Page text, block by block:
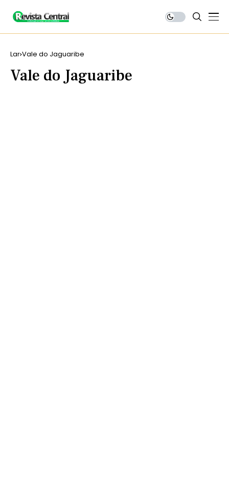
Lar Vale do Jaguaribe
Vale do Jaguaribe